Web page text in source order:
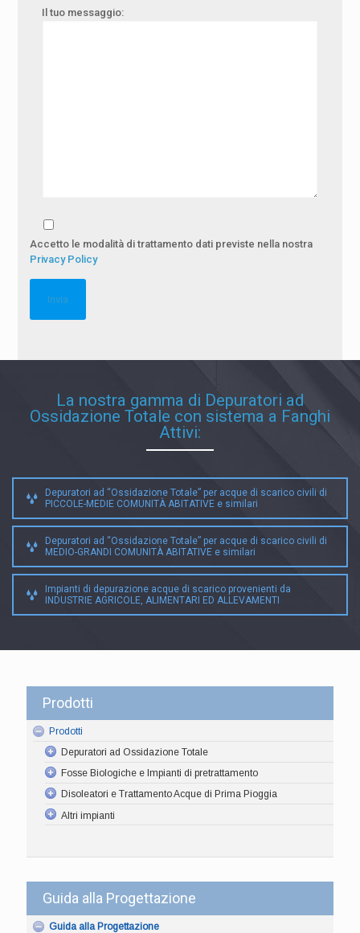
Il tuo messaggio:
Accetto le modalità di trattamento dati previste nella nostra
Privacy Policy
La nostra gamma di Depuratori ad
Ossidazione Totale con sistema a Fanghi
Attivi:
Depuratori ad “Ossidazione Totale” per acque di scarico civili di
PICCOLE-MEDIE COMUNITÀ ABITATIVE e similari
Depuratori ad “Ossidazione Totale” per acque di scarico civili di
MEDIO-GRANDI COMUNITÀ ABITATIVE e similari
Impianti di depurazione acque di scarico provenienti da
INDUSTRIE AGRICOLE, ALIMENTARI ED ALLEVAMENTI
Prodotti
Prodotti
Depuratori ad Ossidazione Totale
Fosse Biologiche e Impianti di pretrattamento
Disoleatori e Trattamento Acque di Prima Pioggia
Altri impianti
Guida alla Progettazione
Guida alla Progettazione